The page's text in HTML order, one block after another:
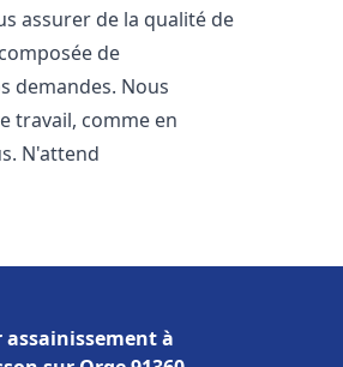
assurer de la qualité de
de
demandes. Nous
travail, comme en
N'attend
assainissement à